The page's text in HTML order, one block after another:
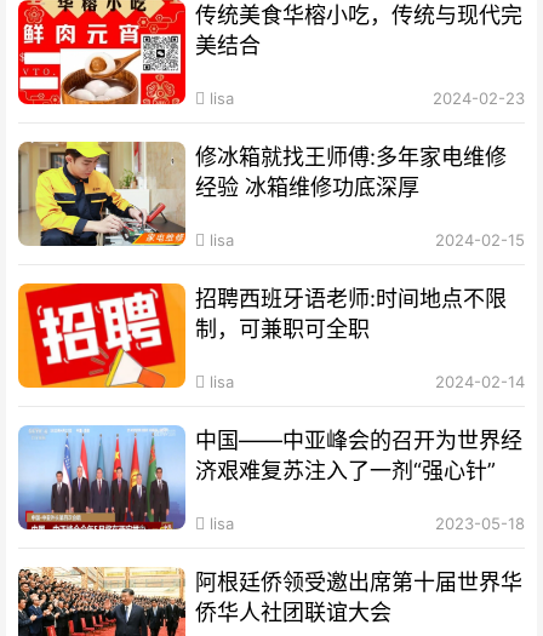
传统美食华榕小吃，传统与现代完
美结合
lisa 2024-02-23
修冰箱就找王师傅:多年家电维修
经验 冰箱维修功底深厚
lisa 2024-02-15
招聘西班牙语老师:时间地点不限
制，可兼职可全职
lisa 2024-02-14
中国——中亚峰会的召开为世界经
济艰难复苏注入了一剂“强心针”
lisa 2023-05-18
阿根廷侨领受邀出席第十届世界华
侨华人社团联谊大会